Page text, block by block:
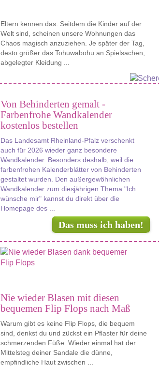
Eltern kennen das: Seitdem die Kinder auf der
Welt sind, scheinen unsere Wohnungen das
Chaos magisch anzuziehen. Je später der Tag,
desto größer das Tohuwabohu an Spielsachen,
abgelegter Kleidung ...
Von Behinderten gemalt -
Farbenfrohe Wandkalender
kostenlos bestellen
Das Landesamt Rheinland-Pfalz verschenkt
auch für 2026 wieder ganz besondere
Wandkalender. Besonders deshalb, weil die
farbenfrohen Kalenderblätter von Behinderten
gestaltet wurden. Den außergewöhnlichen
Wandkalender zum diesjährigen Thema "Ich
wünsche mir" kannst du direkt über die
Homepage des ...
Das muss ich haben!
Nie wieder Blasen mit diesen
bequemen Flip Flops nach Maß
Warum gibt es keine Flip Flops, die bequem
sind, denkst du und zückst ein Pflaster für deine
schmerzenden Füße. Wieder einmal hat der
Mittelsteg deiner Sandale die dünne,
empfindliche Haut zwischen ...